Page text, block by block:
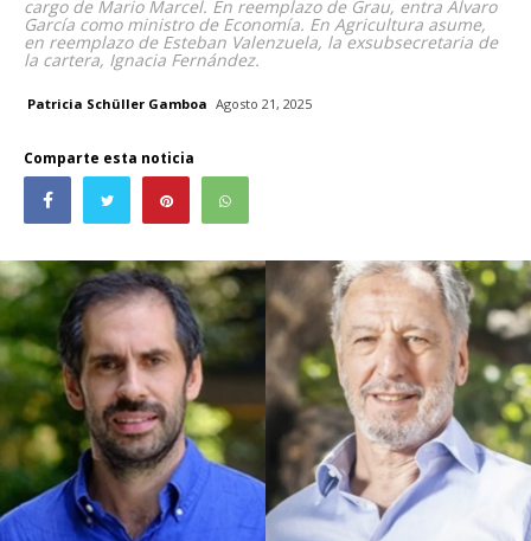
cargo de Mario Marcel. En reemplazo de Grau, entra Álvaro
García como ministro de Economía. En Agricultura asume,
en reemplazo de Esteban Valenzuela, la exsubsecretaria de
la cartera, Ignacia Fernández.
Patricia Schüller Gamboa Agosto 21, 2025
Comparte esta noticia